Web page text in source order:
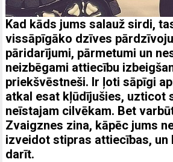
Kad kāds jums salauž sirdi,
vissāpīgāko dzīves
pāridarījumi, pārmetumi un
neizbēgami attiecību
priekšvēstneši. Ir ļoti sāpīgi
atkal esat kļūdījušies, uzticot
neīstajam cilvēkam. Bet
Zvaigznes zina, kāpēc jums
izveidot stipras attiecības, un
darīt.